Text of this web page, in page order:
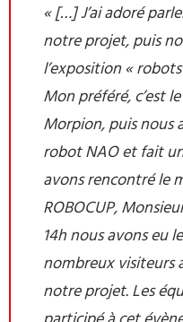
« […] J’ai adoré
notre projet, puis
l’exposition «
Mon préféré, c’est
Morpion, puis nous
robot NAO et fait
avons rencontré le
ROBOCUP,
14h nous avons eu
nombreux visiteurs
notre projet.Les